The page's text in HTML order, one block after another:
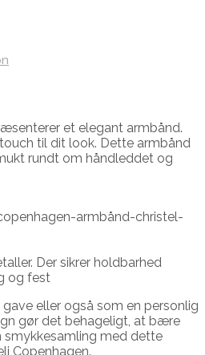
et elegant armbånd.
til dit look. Dette armbånd
rundt om håndleddet og
armbånd-christel-
Der sikrer holdbarhed
og fest
eller også som en personlig
gør det behageligt, at bære
smykkesamling med dette
Copenhagen.